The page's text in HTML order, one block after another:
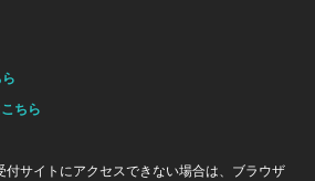
こちら
サイトにアクセスできない場合は、ブラウザ